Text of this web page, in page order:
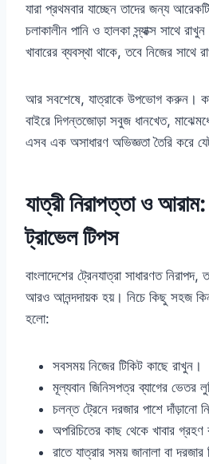
যারা প্রথমবার যাচ্ছেন তাদের জন্য
চলাকালীন পানি ও হালকা স্ন্যাক্স সাথে
খাবারের ব্যবস্থা থাকে, তবে নিজের সাথে
আর সবশেষে, যাত্রাকে উপভোগ করুন।
বাইরে দিগন্তজোড়া সবুজ ধানখেত,
এসব এক অসাধারণ অভিজ্ঞতা তৈরি করে
যাত্রী নিরাপত্তা ও
ট্রাভেল টিপস
বাংলাদেশের ট্রেনযাত্রা সাধারণত
আরও আনন্দদায়ক হয়। নিচে কিছু সহজ
হলো:
সবসময় নিজের টিকিট কাছে রাখুন।
মূল্যবান জিনিসপত্র ব্যাগের ভেতর
চলন্ত ট্রেনে দরজার পাশে দাঁড়ানো
অপরিচিতের কাছ থেকে খাবার
রাতে যাত্রার সময় জানালা বা